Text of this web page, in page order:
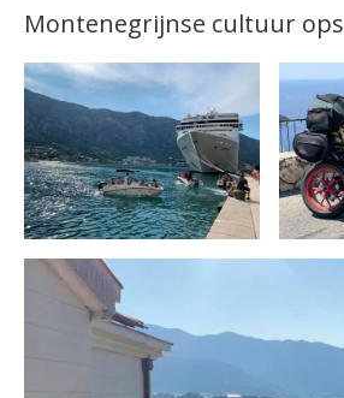
Montenegrijnse cultuur